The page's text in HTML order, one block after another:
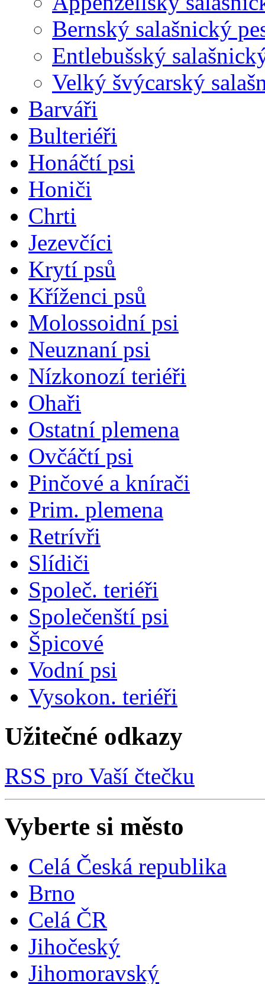
Bernský salašnický
Entlebušský
Velký švýcarský
Barváři
Bulteriéři
Honáčtí psi
Honiči
Chrti
Jezevčíci
Krytí psů
Kříženci psů
Molossoidní psi
Neuznaní psi
Nízkonozí teriéři
Ohaři
Ostatní plemena
Ovčáčtí psi
Pinčové a knírači
Prim. plemena
Retrívři
Slídiči
Společ. teriéři
Společenští psi
Špicové
Vodní psi
Vysokon. teriéři
Užitečné odkazy
RSS pro Vaší čtečku
Vyberte si město
Celá Česká republika
Brno
Celá ČR
Jihočeský
Jihomoravský